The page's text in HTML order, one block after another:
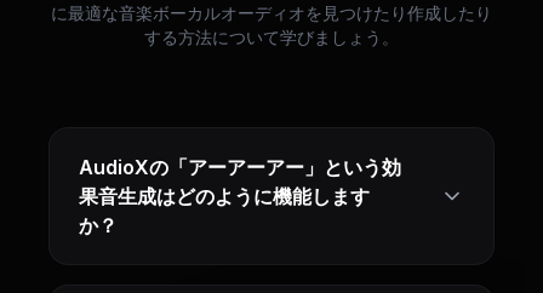
に最適な音楽ボーカルオーディオを見つけたり作成したり
する方法について学びましょう。
AudioXの「アーアーアー」という効
果音生成はどのように機能します
か？